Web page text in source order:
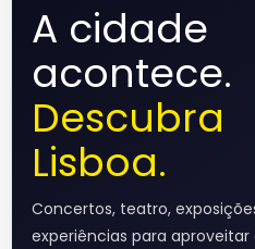
A cidade
acontece.
Descubra
Lisboa.
Concertos, teatro,
experiências para